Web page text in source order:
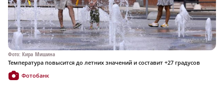
Фото: Кира Мишина
Температура повысится до летних значений и составит +27 градусов
Фотобанк